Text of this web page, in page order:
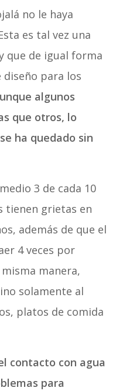
no le haya
es tal vez una
que de igual forma
para los
algunos
que otros, lo
ha quedado sin
3 de cada 10
tienen grietas en
además de que el
4 veces por
manera,
solamente al
platos de comida
contacto con agua
para